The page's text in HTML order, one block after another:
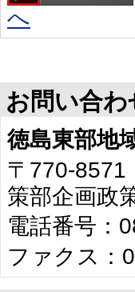
へ
お問い合わ
徳島東部地
〒770-
策部企画政
電話番号：
ファクス：